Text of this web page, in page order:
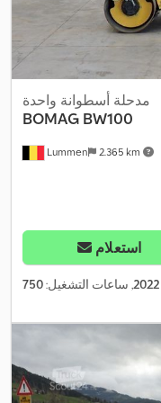
Lummen 2.365 km
مدحلة أسطوانة واحدة
BOMAG BW100
استعلام
2022, ساعات التشغيل: